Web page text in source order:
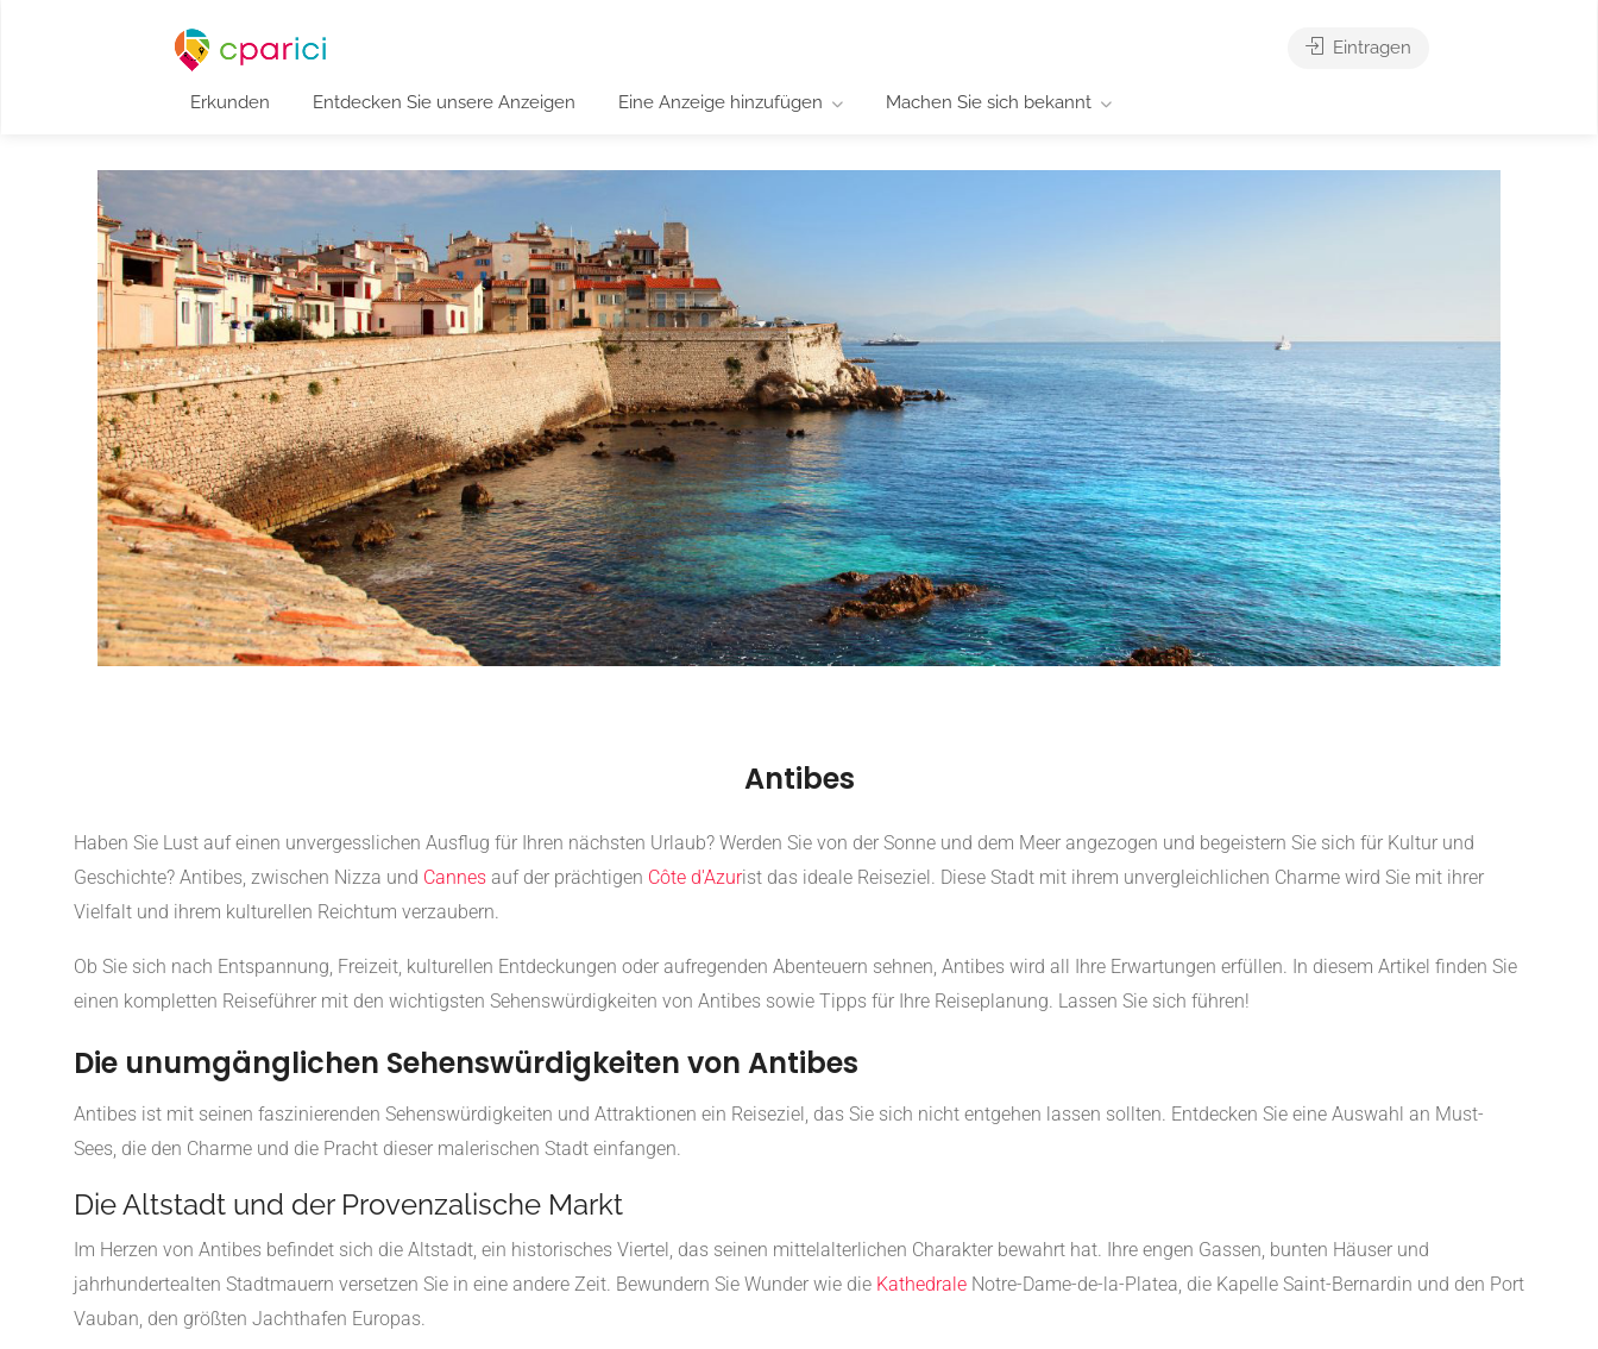
Erkunden Entdecken Sie unsere Anzeigen Eine Anzeige hinzufügen Machen Sie sich bekannt
Eintragen
Antibes
Haben Sie Lust auf einen unvergesslichen Ausflug für Ihren nächsten Urlaub? Werden Sie von der Sonne und dem Meer angezogen und begeistern Sie sich für Kultur und
Geschichte? Antibes, zwischen Nizza und Cannes auf der prächtigen Côte d'Azurist das ideale Reiseziel. Diese Stadt mit ihrem unvergleichlichen Charme wird Sie mit ihrer
Vielfalt und ihrem kulturellen Reichtum verzaubern.
Ob Sie sich nach Entspannung, Freizeit, kulturellen Entdeckungen oder aufregenden Abenteuern sehnen, Antibes wird all Ihre Erwartungen erfüllen. In diesem Artikel finden Sie
einen kompletten Reiseführer mit den wichtigsten Sehenswürdigkeiten von Antibes sowie Tipps für Ihre Reiseplanung. Lassen Sie sich führen!
Die unumgänglichen Sehenswürdigkeiten von Antibes
Antibes ist mit seinen faszinierenden Sehenswürdigkeiten und Attraktionen ein Reiseziel, das Sie sich nicht entgehen lassen sollten. Entdecken Sie eine Auswahl an Must-
Sees, die den Charme und die Pracht dieser malerischen Stadt einfangen.
Die Altstadt und der Provenzalische Markt
Im Herzen von Antibes befindet sich die Altstadt, ein historisches Viertel, das seinen mittelalterlichen Charakter bewahrt hat. Ihre engen Gassen, bunten Häuser und
jahrhundertealten Stadtmauern versetzen Sie in eine andere Zeit. Bewundern Sie Wunder wie die Kathedrale Notre-Dame-de-la-Platea, die Kapelle Saint-Bernardin und den Port
Vauban, den größten Jachthafen Europas.